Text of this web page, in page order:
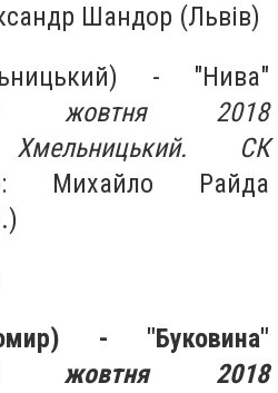
Шандор (Львів)
- "Нива"
жовтня 2018
СК
Михайло Райда
- "Буковина"
жовтня 2018